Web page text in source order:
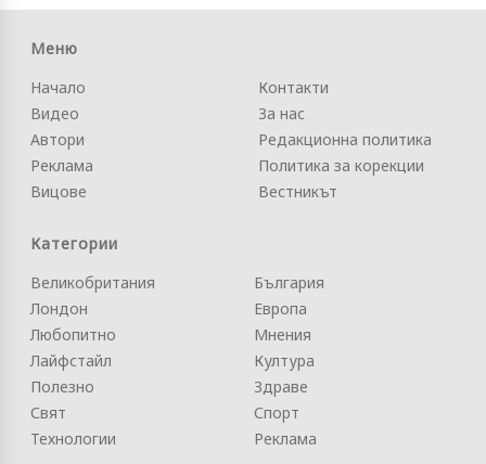
Меню
Начало
Видео
Автори
Реклама
Вицове
Контакти
За нас
Редакционна политика
Политика за корекции
Вестникът
Категории
Великобритания
Лондон
Любопитно
Лайфстайл
Полезно
Свят
Технологии
България
Европа
Мнения
Култура
Здраве
Спорт
Реклама